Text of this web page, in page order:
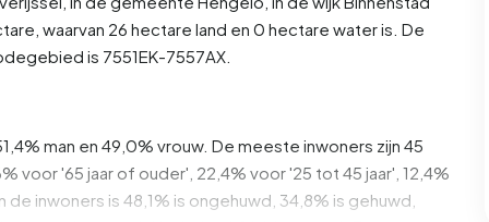
waarvan 26 hectare land en 0 hectare water is. De
is 7551EK-7557AX.
man en 49,0% vrouw. De meeste inwoners zijn 45
voor '65 jaar of ouder', 22,4% voor '25 tot 45 jaar', 12,4%
inwoners is 48,1% is ongehuwd, 34,8% is gehuwd,